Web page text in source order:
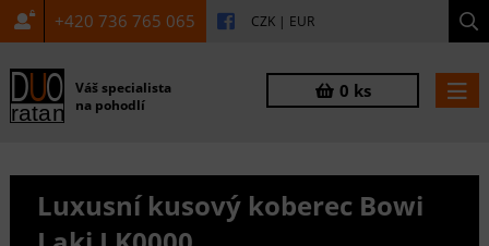
+420 736 765 065 CZK | EUR
Váš specialista
na pohodlí
0 ks
Luxusní kusový koberec Bowi